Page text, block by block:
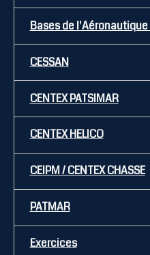
Bases de
CESSAN
CENTEX PATSIMAR
CENTEX HELICO
CEIPM / CENTEX CHASSE
PATMAR
Exercices